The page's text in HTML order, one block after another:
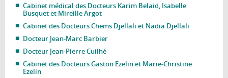
Cabinet médical des Docteurs Karim Belaid, Isabelle
Busquet et Mireille Argot
Cabinet des Docteurs Chems Djellali et Nadia Djellali
Docteur Jean-Marc Barbier
Docteur Jean-Pierre Cuilhé
Cabinet des Docteurs Gaston Ezelin et Marie-Christine
Ezelin